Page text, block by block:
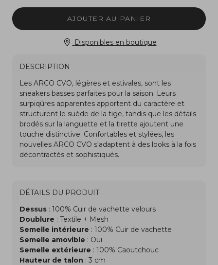
AJOUTER AU PANIER
Disponibles en boutique
DESCRIPTION
DÉTAILS DU PRODUIT
Dessus : 100% Cuir de vachette velours
Doublure : Textile + Mesh
Semelle intérieure : 100% Cuir de vachette
Semelle amovible : Oui
Semelle extérieure : 100% Caoutchouc
Hauteur de talon : 3 cm